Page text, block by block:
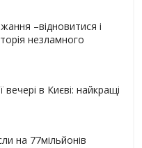
–відновитися і
незламного
в Києві: найкращі
на 77мільйонів